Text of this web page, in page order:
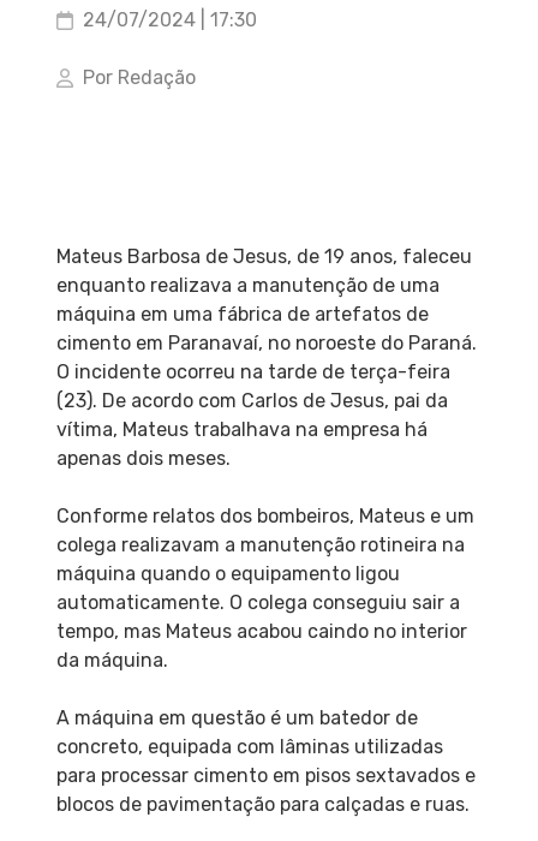
24/07/2024 | 17:30
Por Redação
Mateus Barbosa de Jesus, de 19 anos, faleceu
enquanto realizava a manutenção de uma
máquina em uma fábrica de artefatos de
cimento em Paranavaí, no noroeste do Paraná.
O incidente ocorreu na tarde de terça-feira
(23). De acordo com Carlos de Jesus, pai da
vítima, Mateus trabalhava na empresa há
apenas dois meses.
Conforme relatos dos bombeiros, Mateus e um
colega realizavam a manutenção rotineira na
máquina quando o equipamento ligou
automaticamente. O colega conseguiu sair a
tempo, mas Mateus acabou caindo no interior
da máquina.
A máquina em questão é um batedor de
concreto, equipada com lâminas utilizadas
para processar cimento em pisos sextavados e
blocos de pavimentação para calçadas e ruas.